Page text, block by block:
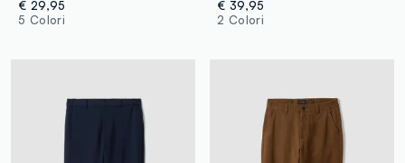
€ 29,95
5 Colori
€ 39,95
2 Colori